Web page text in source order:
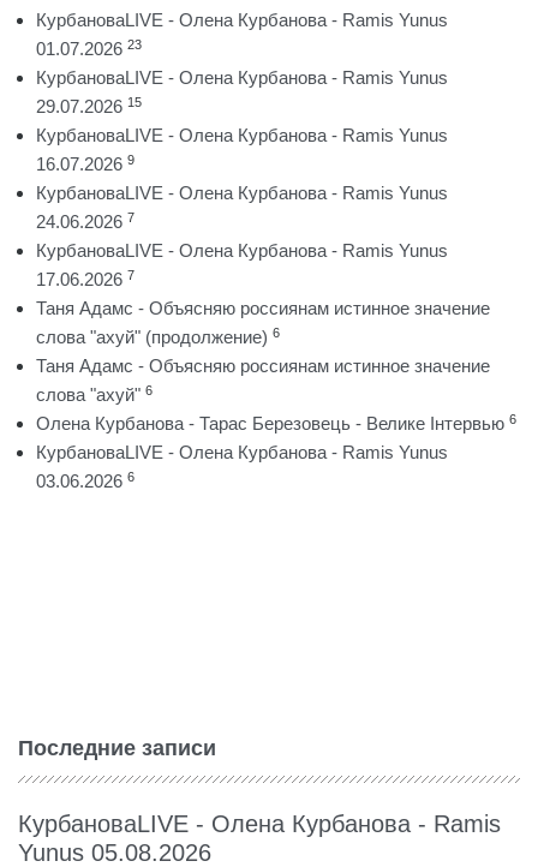
КурбановаLIVE - Олена Курбанова - Ramis Yunus
01.07.2026 23
КурбановаLIVE - Олена Курбанова - Ramis Yunus
29.07.2026 15
КурбановаLIVE - Олена Курбанова - Ramis Yunus
16.07.2026 9
КурбановаLIVE - Олена Курбанова - Ramis Yunus
24.06.2026 7
КурбановаLIVE - Олена Курбанова - Ramis Yunus
17.06.2026 7
Таня Адамс - Объясняю россиянам истинное значение
слова "ахуй" (продолжение) 6
Таня Адамс - Объясняю россиянам истинное значение
слова "ахуй" 6
Олена Курбанова - Тарас Березовець - Велике Інтервью 6
КурбановаLIVE - Олена Курбанова - Ramis Yunus
03.06.2026 6
Последние записи
КурбановаLIVE - Олена Курбанова - Ramis
Yunus 05.08.2026